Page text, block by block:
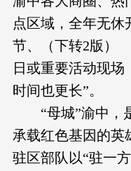
点区域，全年无休
节、（下转2版
日或重要活动现场
时间也更长”。
“母城”渝中，
承载红色基因的英
驻区部队以“驻一